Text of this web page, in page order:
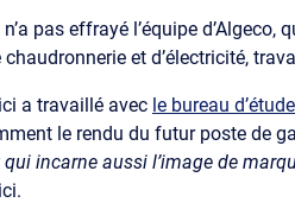
pas effrayé l’équipe
chaudronnerie et d’électricité,
a travaillé avec le bureau
le rendu du futur poste de
incarne aussi l’image de